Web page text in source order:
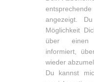
angezeigt.
Möglichkeit
über einen
informiert,
wieder
Du kannst